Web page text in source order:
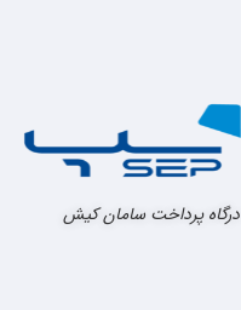
درگاه پرداخت سامان کیش